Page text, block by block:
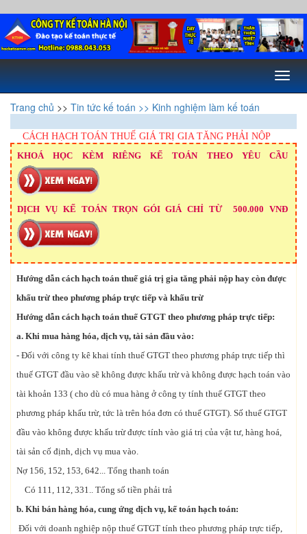
Toggle
Trang chủ >> Tin tức kế toán >> Kinh nghiệm làm kế toán
CÁCH HẠCH TOÁN THUẾ GIÁ TRỊ GIA TĂNG PHẢI NỘP
KHOÁ HỌC KÈM RIÊNG KẾ TOÁN THEO YÊU CẦU
DỊCH VỤ KẾ TOÁN TRỌN GÓI GIÁ CHỈ TỪ 500.000 VNĐ
Hướng dẫn cách hạch toán thuế giá trị gia tăng phải nộp hay còn được
khấu trừ theo phương pháp trực tiếp và khấu trừ
Hướng dẫn cách hạch toán thuế GTGT theo phương pháp trực tiếp:
a. Khi mua hàng hóa, dịch vụ, tài sản đầu vào:
- Đối với công ty kê khai tính thuế GTGT theo phương pháp trực tiếp thì
thuế GTGT đầu vào sẽ không được khấu trừ và không được hạch toán vào
tài khoản 133 ( cho dù có mua hàng ở công ty tính thuế GTGT theo
phương pháp khấu trừ, tức là trên hóa đơn có thuế GTGT). Số thuế GTGT
đầu vào không được khấu trừ được tính vào giá trị của vật tư­, hàng hoá,
tài sản cố định, dịch vụ mua vào.
Nợ 156, 152, 153, 642... Tổng thanh toán
Có 111, 112, 331.. Tổng số tiền phải trả
b. Khi bán hàng hóa, cung ứng dịch vụ, kế toán hạch toán:
Đối với doanh nghiệp nộp thuế GTGT tính theo phương pháp trực tiếp,